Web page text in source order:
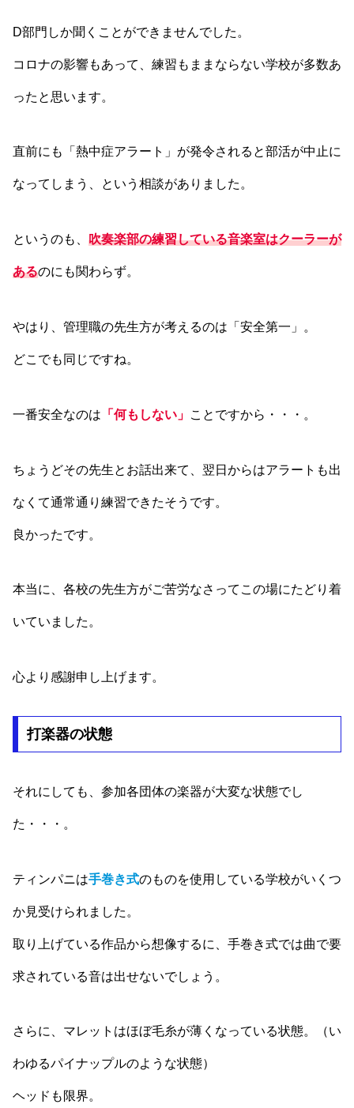
D部門しか聞くことができませんでした。
コロナの影響もあって、練習もままならない学校が多数あ
ったと思います。
直前にも「熱中症アラート」が発令されると部活が中止に
なってしまう、という相談がありました。
というのも、 吹奏楽部の練習している音楽室はクーラーが
あるのにも関わらず。
やはり、管理職の先生方が考えるのは「安全第一」。
どこでも同じですね。
一番安全なのは 「何もしない」 ことですから・・・。
ちょうどその先生とお話出来て、翌日からはアラートも出
なくて通常通り練習できたそうです。
良かったです。
本当に、各校の先生方がご苦労なさってこの場にたどり着
いていました。
心より感謝申し上げます。
打楽器の状態
それにしても、参加各団体の楽器が大変な状態でし
た・・・。
ティンパニは手巻き式のものを使用している学校がいくつ
か見受けられました。
取り上げている作品から想像するに、手巻き式では曲で要
求されている音は出せないでしょう。
さらに、マレットはほぼ毛糸が薄くなっている状態。（い
わゆるパイナップルのような状態）
ヘッドも限界。